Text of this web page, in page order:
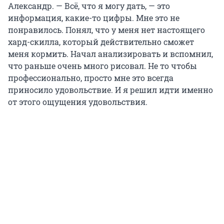
Александр. — Всё, что я могу дать, — это
информация, какие-то цифры. Мне это не
понравилось. Понял, что у меня нет настоящего
хард-скилла, который действительно сможет
меня кормить. Начал анализировать и вспомнил,
что раньше очень много рисовал. Не то чтобы
профессионально, просто мне это всегда
приносило удовольствие. И я решил идти именно
от этого ощущения удовольствия.